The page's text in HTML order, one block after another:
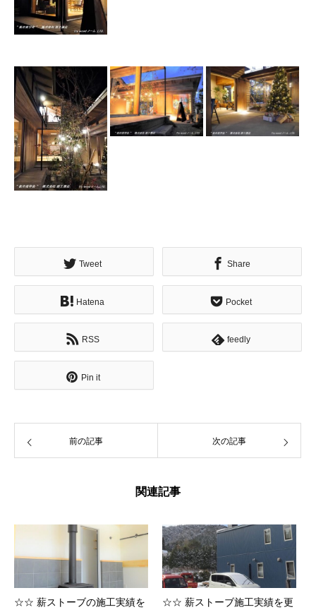
Tweet Share
Hatena Pocket
RSS feedly
Pin it
前の記事 次の記事
関連記事
☆☆ 薪ストーブの施工実績を
☆☆ 薪ストーブ施工実績を更